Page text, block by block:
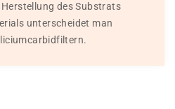
des Substrats
unterscheidet man